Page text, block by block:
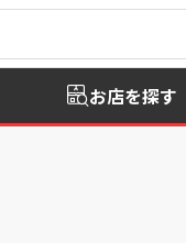
お店を探す